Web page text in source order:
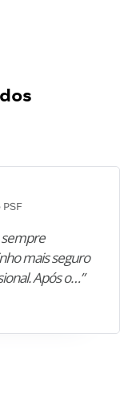
sempre
mais seguro
Após o…”